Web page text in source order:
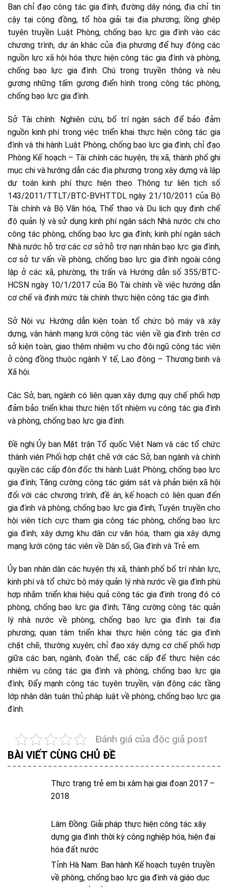
Ban chỉ đạo công tác gia đình, đường dây nóng, địa chỉ tin
cậy tại cộng đồng, tổ hòa giải tại địa phương; lồng ghép
tuyên truyền Luật Phòng, chống bạo lực gia đình vào các
chương trình, dự án khác của địa phương để huy động các
nguồn lực xã hội hóa thực hiện công tác gia đình và phòng,
chống bạo lực gia đình. Chú trọng truyền thông và nêu
gương những tấm gương điển hình trong công tác phòng,
chống bạo lực gia đình.
Sở Tài chính: Nghiên cứu, bố trí ngân sách để bảo đảm
nguồn kinh phí trong việc triển khai thực hiện công tác gia
đình và thi hành Luật Phòng, chống bạo lực gia đình; chỉ đạo
Phòng Kế hoạch – Tài chính các huyện, thị xã, thành phố ghi
mục chi và hướng dẫn các địa phương trong xây dựng và lập
dự toán kinh phí thực hiện theo Thông tư liên tịch số
143/2011/TTLT/BTC-BVHTTDL ngày 21/10/2011 của Bộ
Tài chính và Bộ Văn hóa, Thể thao và Du lịch quy định chế
độ quản lý và sử dụng kinh phí ngân sách Nhà nước chi cho
công tác phòng, chống bạo lực gia đình; kinh phí ngân sách
Nhà nước hỗ trợ các cơ sở hỗ trợ nạn nhân bạo lực gia đình,
cơ sở tư vấn về phòng, chống bạo lực gia đình ngoài công
lập ở các xã, phường, thị trấn và Hướng dẫn số 355/BTC-
HCSN ngày 10/1/2017 của Bộ Tài chính về việc hướng dẫn
cơ chế và định mức tài chính thực hiện công tác gia đình.
Sở Nội vụ: Hướng dẫn kiện toàn tổ chức bộ máy và xây
dựng, vận hành mạng lưới cộng tác viên về gia đình trên cơ
sở kiện toàn, giao thêm nhiệm vụ cho đội ngũ cộng tác viên
ở cộng đồng thuộc ngành Y tế, Lao động – Thương binh và
Xã hội.
Các Sở, ban, ngành có liên quan xây dựng quy chế phối hợp
đảm bảo triển khai thực hiện tốt nhiệm vụ công tác gia đình
và phòng, chống bạo lực gia đình.
Đề nghị Ủy ban Mặt trận Tổ quốc Việt Nam và các tổ chức
thành viên Phối hợp chặt chẽ với các Sở, ban ngành và chính
quyền các cấp đôn đốc thi hành Luật Phòng, chống bạo lực
gia đình; Tăng cường công tác giám sát và phản biện xã hội
đối với các chương trình, đề án, kế hoạch có liên quan đến
gia đình và phòng, chống bạo lực gia đình; Tuyên truyền cho
hội viên tích cực tham gia công tác phòng, chống bạo lực
gia đình; xây dựng khu dân cư văn hóa; tham gia xây dựng
mạng lưới cộng tác viên về Dân số, Gia đình và Trẻ em.
Ủy ban nhân dân các huyện thị xã, thành phố bố trí nhân lực,
kinh phí và tổ chức bộ máy quản lý nhà nước về gia đình phù
hợp nhằm triển khai hiệu quả công tác gia đình trong đó có
phòng, chống bạo lực gia đình; Tăng cường công tác quản
lý nhà nước về phòng, chống bạo lực gia đình tại địa
phương; quan tâm triển khai thực hiện công tác gia đình
chặt chẽ, thường xuyên; chỉ đạo xây dựng cơ chế phối hợp
giữa các ban, ngành, đoàn thể, các cấp để thực hiện các
nhiệm vụ công tác gia đình và phòng, chống bạo lực gia
đình; Đẩy mạnh công tác tuyên truyền, vận động các tầng
lớp nhân dân tuân thủ pháp luật về phòng, chống bạo lực gia
đình.
Đánh giá của độc giả post
BÀI VIẾT CÙNG CHỦ ĐỀ
Thực trạng trẻ em bị xâm hại giai đoạn 2017 –
2018
Lâm Đồng: Giải pháp thực hiện công tác xây
dựng gia đình thời kỳ công nghiệp hóa, hiện đại
hóa đất nước
Tỉnh Hà Nam: Ban hành Kế hoạch tuyên truyền
về phòng, chống bạo lực gia đình và giáo dục